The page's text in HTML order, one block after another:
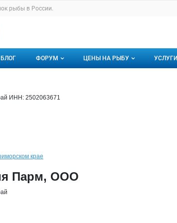
по сайту fishretail.ru
рыбы в России.
пользователя
сайта fishretail.ru
БЛОГ ФОРУМ
Избранные
ЦЕНЫ НА РЫБУ УСЛУГИ
компаниио компании
ИНН: 2502063671
сайту
крае
о компании
Парм, ООО